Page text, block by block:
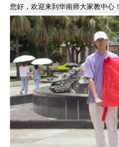
您好，欢迎来到华南师大家教中心！